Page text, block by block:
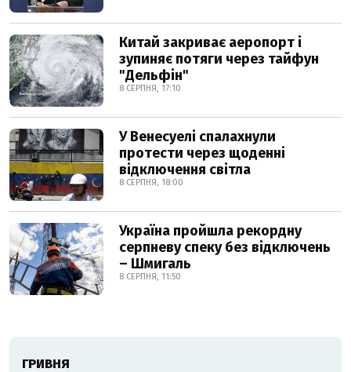
Китай закриває аеропорт і
зупиняє потяги через тайфун
"Дельфін"
8 СЕРПНЯ, 17:10
У Венесуелі спалахнули
протести через щоденні
відключення світла
8 СЕРПНЯ, 18:00
Україна пройшла рекордну
серпневу спеку без відключень
– Шмигаль
8 СЕРПНЯ, 11:50
ГРИВНЯ